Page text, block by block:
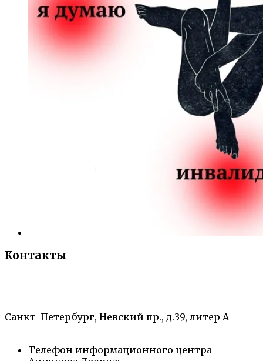
Контакты
Санкт-Петербург, Невский пр., д.39, литер А
Телефон информационного центра